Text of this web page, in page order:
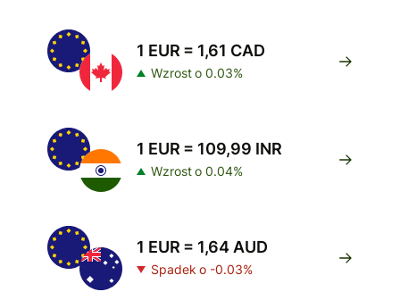
1 EUR = 1,61 CAD
Wzrost o 0.03%
1 EUR = 109,99 INR
Wzrost o 0.04%
1 EUR = 1,64 AUD
Spadek o -0.03%